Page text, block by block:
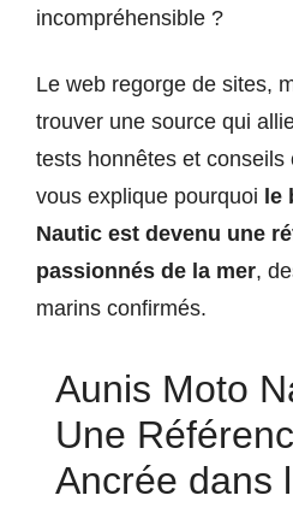
incompréhensible ?
Le web regorge de sites,
trouver une source qui
tests honnêtes et
vous explique pourquoi le
Nautic est devenu une
passionnés de la mer,
marins confirmés.
Aunis Moto
Une
Ancrée dans